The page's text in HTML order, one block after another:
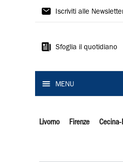
Il
Iscriviti alle
Sfoglia il quotidiano
MENU
Livorno Firenze Cecina-